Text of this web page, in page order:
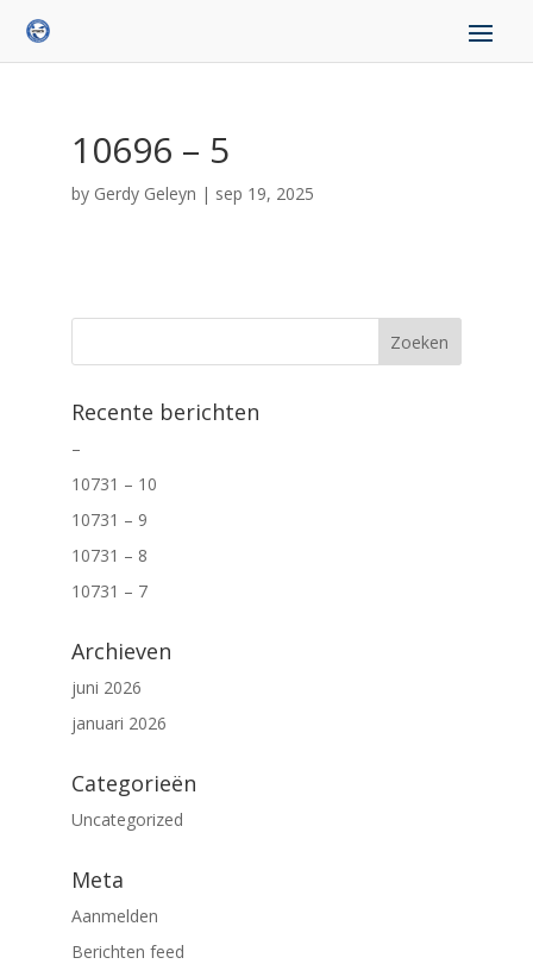
10696 – 5
by Gerdy Geleyn | sep 19, 2025
Recente berichten
–
10731 – 10
10731 – 9
10731 – 8
10731 – 7
Archieven
juni 2026
januari 2026
Categorieën
Uncategorized
Meta
Aanmelden
Berichten feed